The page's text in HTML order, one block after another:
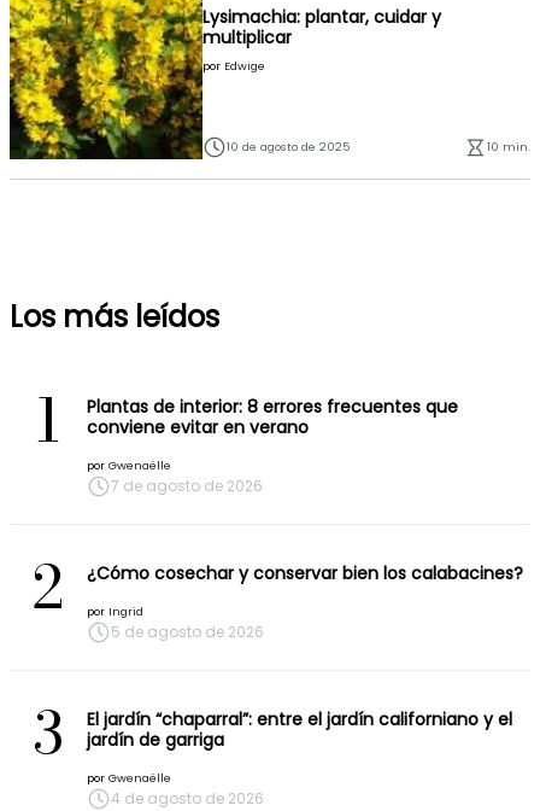
Lysimachia: plantar, cuidar y
multiplicar
por Edwige
10 de agosto de 2025 10 min.
Los más leídos
1
Plantas de interior: 8 errores frecuentes que
conviene evitar en verano
por Gwenaëlle
7 de agosto de 2026
2 ¿Cómo cosechar y conservar bien los calabacines?
por Ingrid
5 de agosto de 2026
3
El jardín “chaparral”: entre el jardín californiano y el
jardín de garriga
por Gwenaëlle
4 de agosto de 2026